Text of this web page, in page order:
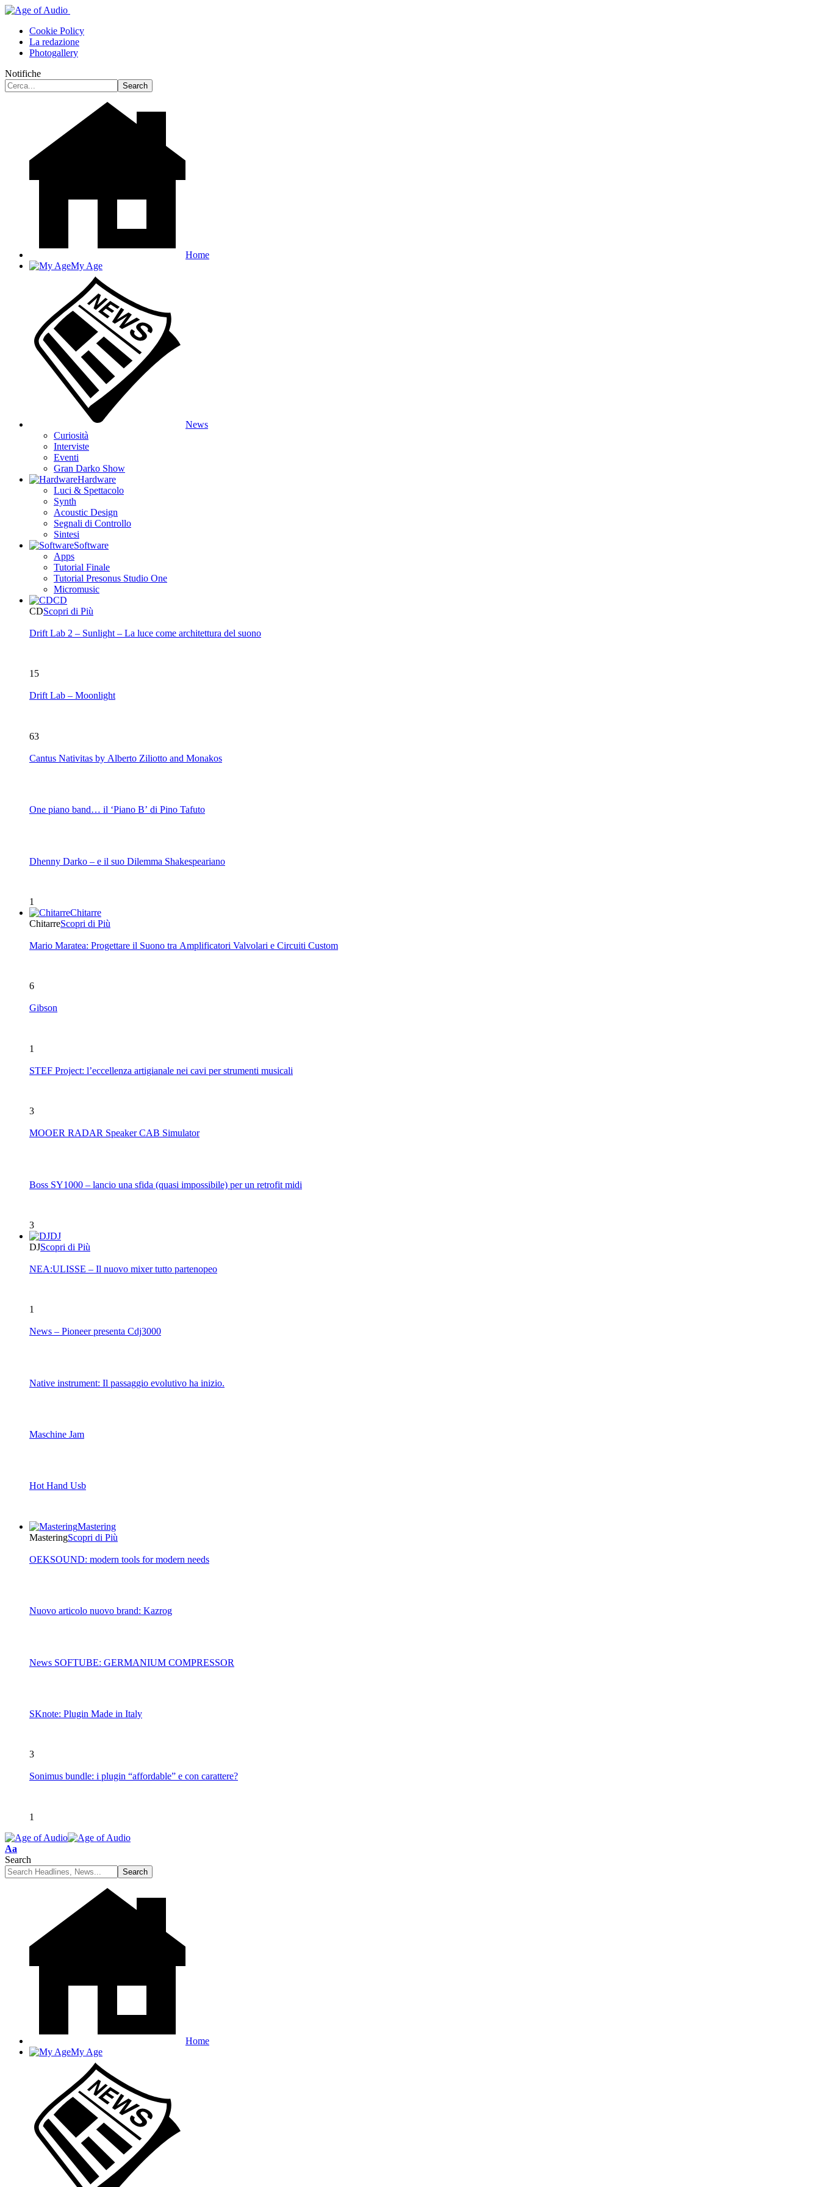
Cookie Policy
La redazione
Photogallery
Notifiche
Home
My Age
News
Curiosità
Interviste
Eventi
Gran Darko Show
Hardware
Luci & Spettacolo
Synth
Acoustic Design
Segnali di Controllo
Sintesi
Software
Apps
Tutorial Finale
Tutorial Presonus Studio One
Micromusic
CD
CDScopri di Più
Drift Lab 2 – Sunlight – La luce come architettura del suono
15
Drift Lab – Moonlight
63
Cantus Nativitas by Alberto Ziliotto and Monakos
One piano band… il ‘Piano B’ di Pino Tafuto
Dhenny Darko – e il suo Dilemma Shakespeariano
1
Chitarre
ChitarreScopri di Più
Mario Maratea: Progettare il Suono tra Amplificatori Valvolari e Circuiti Custom
6
Gibson
1
STEF Project: l’eccellenza artigianale nei cavi per strumenti musicali
3
MOOER RADAR Speaker CAB Simulator
Boss SY1000 – lancio una sfida (quasi impossibile) per un retrofit midi
3
DJ
DJScopri di Più
NEA:ULISSE – Il nuovo mixer tutto partenopeo
1
News – Pioneer presenta Cdj3000
Native instrument: Il passaggio evolutivo ha inizio.
Maschine Jam
Hot Hand Usb
Mastering
MasteringScopri di Più
OEKSOUND: modern tools for modern needs
Nuovo articolo nuovo brand: Kazrog
News SOFTUBE: GERMANIUM COMPRESSOR
SKnote: Plugin Made in Italy
3
Sonimus bundle: i plugin “affordable” e con carattere?
1
Font
Resizer
Aa
Search
Home
My Age